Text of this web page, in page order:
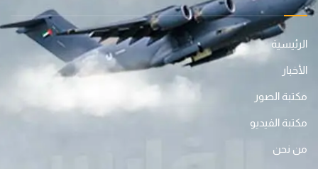
الرئيسية
الأخبار
مكتبة الصور
مكتبة الفيديو
من نحن